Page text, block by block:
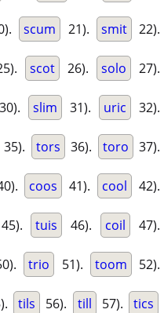
scum 21). smit 22).
scot 26). solo 27).
30). slim 31). uric 32).
35). tors 36). toro 37).
coos 41). cool 42).
45). tuis 46). coil 47).
trio 51). toom 52).
tils 56). till 57). tics